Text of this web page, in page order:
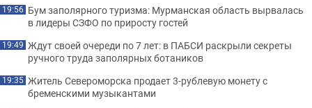
19:56 Бум заполярного туризма: Мурманская область вырвалась
в лидеры СЗФО по приросту гостей
19:49 Ждут своей очереди по 7 лет: в ПАБСИ раскрыли секреты
ручного труда заполярных ботаников
19:35 Житель Североморска продает 3-рублевую монету с
бременскими музыкантами